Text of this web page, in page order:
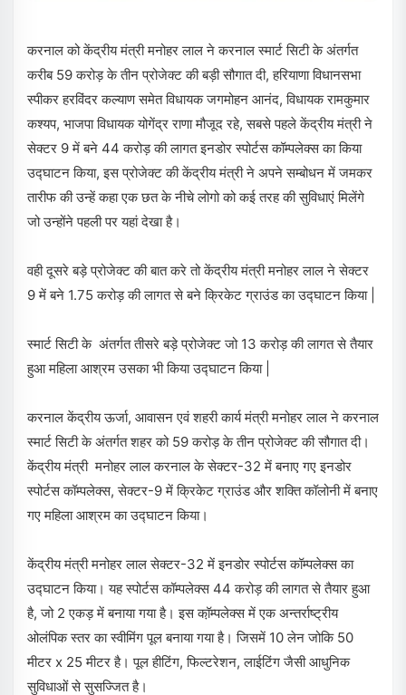
करनाल को केंद्रीय मंत्री मनोहर लाल ने करनाल स्मार्ट सिटी के अंतर्गत
करीब 59 करोड़ के तीन प्रोजेक्ट की बड़ी सौगात दी, हरियाणा विधानसभा
स्पीकर हरविंदर कल्याण समेत विधायक जगमोहन आनंद, विधायक रामकुमार
कश्यप, भाजपा विधायक योगेंद्र राणा मौजूद रहे, सबसे पहले केंद्रीय मंत्री ने
सेक्टर 9 में बने 44 करोड़ की लागत इनडोर स्पोर्टस कॉम्पलेक्स का किया
उद्घाटन किया, इस प्रोजेक्ट की केंद्रीय मंत्री ने अपने सम्बोधन में जमकर
तारीफ की उन्हें कहा एक छत के नीचे लोगो को कई तरह की सुविधाएं मिलेंगे
जो उन्होंने पहली पर यहां देखा है।
वही दूसरे बड़े प्रोजेक्ट की बात करे तो केंद्रीय मंत्री मनोहर लाल ने सेक्टर
9 में बने 1.75 करोड़ की लागत से बने क्रिकेट ग्राउंड का उद्घाटन किया |
स्मार्ट सिटी के अंतर्गत तीसरे बड़े प्रोजेक्ट जो 13 करोड़ की लागत से तैयार
हुआ महिला आश्रम उसका भी किया उद्घाटन किया |
करनाल केंद्रीय ऊर्जा, आवासन एवं शहरी कार्य मंत्री मनोहर लाल ने करनाल
स्मार्ट सिटी के अंतर्गत शहर को 59 करोड़ के तीन प्रोजेक्ट की सौगात दी।
केंद्रीय मंत्री मनोहर लाल करनाल के सेक्टर-32 में बनाए गए इनडोर
स्पोर्टस कॉम्पलेक्स, सेक्टर-9 में क्रिकेट ग्राउंड और शक्ति कॉलोनी में बनाए
गए महिला आश्रम का उद्घाटन किया।
केंद्रीय मंत्री मनोहर लाल सेक्टर-32 में इनडोर स्पोर्टस कॉम्पलेक्स का
उद्घाटन किया। यह स्पोर्टस कॉम्पलेक्स 44 करोड़ की लागत से तैयार हुआ
है, जो 2 एकड़ में बनाया गया है। इस कॉ़म्पलेक्स में एक अन्तर्राष्ट्रीय
ओलंपिक स्तर का स्वीमिंग पूल बनाया गया है। जिसमें 10 लेन जोकि 50
मीटर x 25 मीटर है। पूल हीटिंग, फिल्टरेशन, लाईटिंग जैसी आधुनिक
सुविधाओं से सुसज्जित है।